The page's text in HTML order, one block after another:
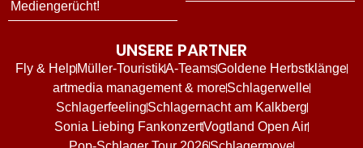
Mediengerücht!
UNSERE PARTNER
Fly & HelpMüller-TouristikA-TeamsGoldene Herbstklänge
artmedia management & moreSchlagerwelle
SchlagerfeelingSchlagernacht am Kalkberg
Sonia Liebing FankonzertVogtland Open Air